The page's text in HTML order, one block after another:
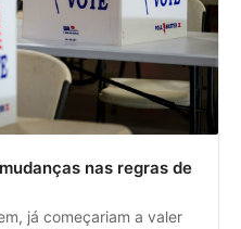
nas regras de
já começariam a valer